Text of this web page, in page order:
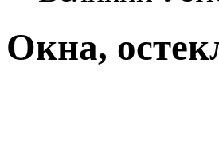
Окна,